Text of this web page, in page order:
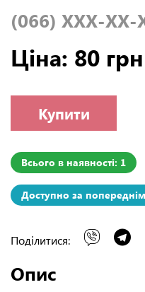
(066) XXX-XX-
Ціна: 80 грн
Купити
Всього в наявності: 1
Доступно за
Поділитися:
Опис